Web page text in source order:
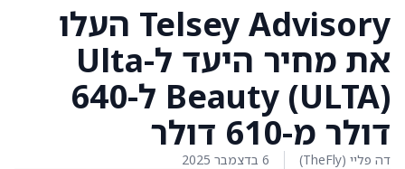
Telsey Advisory העלו
את מחיר היעד ל-Ulta
Beauty (ULTA) ל-640
דולר מ-610 דולר
דה פליי (TheFly) 6 בדצמבר 2025